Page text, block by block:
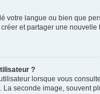
votre langue ou bien que
et partager une
?
lorsque vous
seconde image, souvent